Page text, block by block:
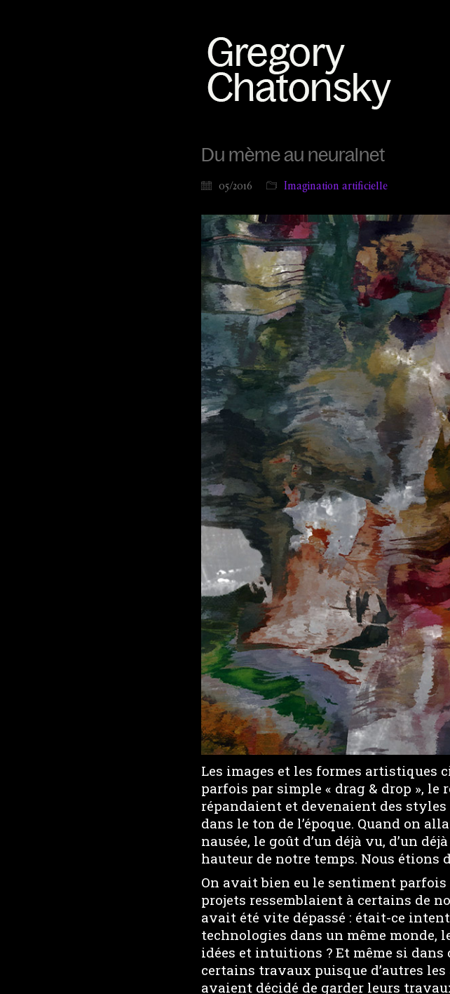
Du mème au neuralnet
05/2016 Imagination artificielle
Les images et les formes artistiques
parfois par simple « drag & drop », le
répandaient et devenaient des
dans le ton de l’époque. Quand on
nausée, le goût d’un déjà vu, d’un
hauteur de notre temps. Nous étions
On avait bien eu le sentiment parfois
projets ressemblaient à certains de
avait été vite dépassé : était-ce
technologies dans un même monde,
idées et intuitions ? Et même si
certains travaux puisque d’autres
avaient décidé de garder leurs